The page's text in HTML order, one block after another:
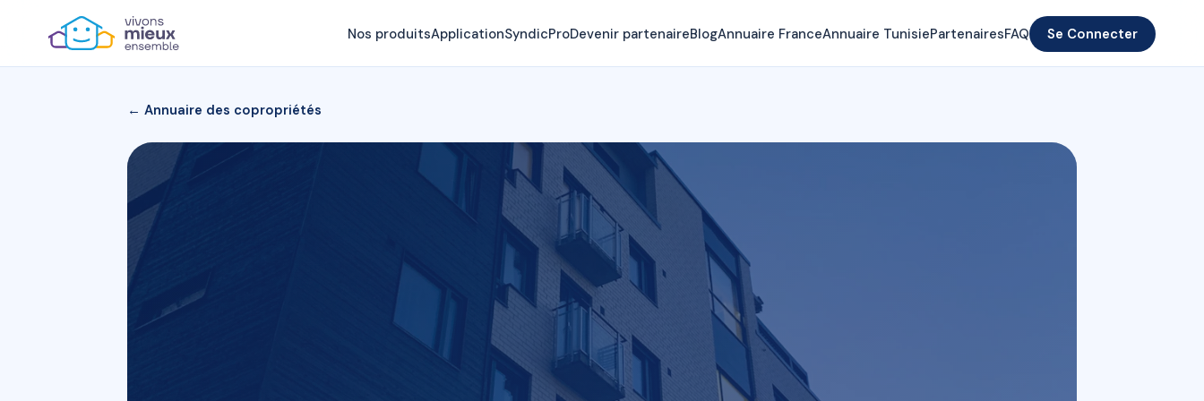
Nos produitsApplicationSyndicProDevenir partenaireBlogAnnuaire FranceAnnuaire TunisiePartenairesFAQ Se Connecter
← Annuaire des copropriétés